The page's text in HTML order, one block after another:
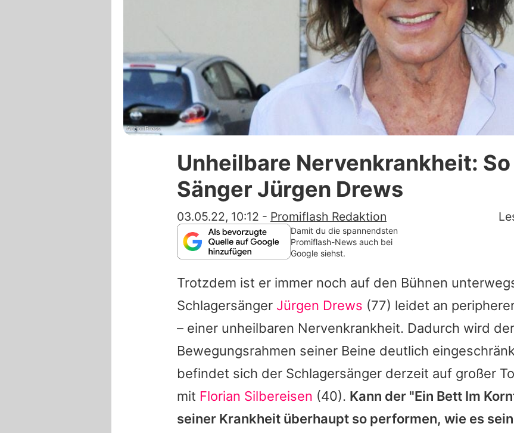
Jobs
App runterladen
Team
Redaktionelle Richtlinien
Impressum
Datenschutzerklärung
Nutzungsbedingungen
Utiq verwalten
ActionPress
Unheilbare Nervenkrankheit:
Sänger Jürgen Drews
03.05.22, 10:12 - Promiflash Redaktion
Damit du die spannendsten
Promiflash-News auch bei
Google siehst.
Trotzdem ist er immer noch auf den Bühnen
Schlagersänger Jürgen Drews (77) leidet an
– einer unheilbaren Nervenkrankheit. Dadurch wird der
Bewegungsrahmen seiner Beine deutlich
befindet sich der Schlagersänger derzeit auf großer
mit Florian Silbereisen (40). Kann der "Ein Bett Im
seiner Krankheit überhaupt so performen, wie es